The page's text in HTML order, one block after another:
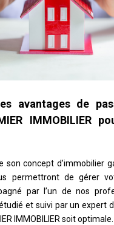
avantages de
IMMOBILIER
son concept d’immobilier
permettront de gérer
par l’un de nos
et suivi par un expert
IMMOBILIER soit optimale.